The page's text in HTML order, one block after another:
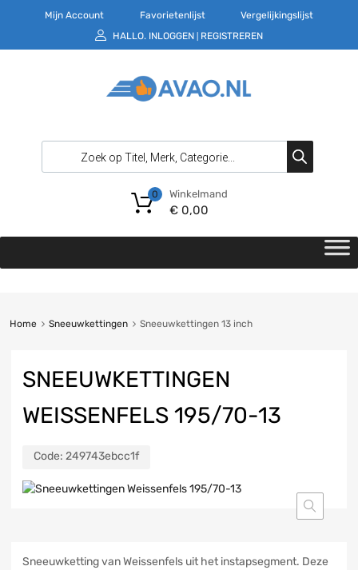
Mijn Account Favorietenlijst
Vergelijkingslijst
HALLO. INLOGGEN REGISTREREN
Winkelmand
€0,00
0
Home Sneeuwkettingen Sneeuwkettingen 13 inch
SNEEUWKETTINGEN
WEISSENFELS 195/70-13
Code: 249743ebcc1f
Sneeuwketting van Weissenfels uit het instapsegment. Deze